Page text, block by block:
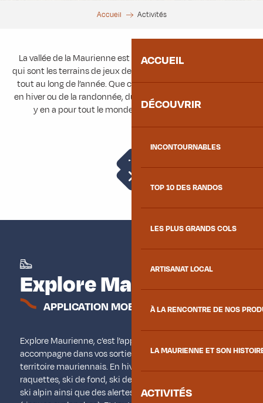
ACCUEIL
DÉCOUVRIR
INCONTOURNABLES
TOP 10 DES RANDOS
LES PLUS GRANDS COLS
ARTISANAT LOCAL
À LA RENCONTRE DE NOS
LA MAURIENNE ET SON
ACTIVITÉS
Accueil Activités
La vallée de la Maurienne est bordé par des massifs variés
qui sont les terrains de jeux de nombreuses activités outdoor
tout au long de l’année. Que ce soit du ski ou des raquettes
en hiver ou de la randonnée, du vélo ou de l’escalade en été, il
y en a pour tout le monde et pour tous les niveaux.
Explore Maurienne
APPLICATION MOBILE OUTDOOR
Explore Maurienne, c’est l’application qui vous
accompagne dans vos sorties d’exploration sur le
territoire mauriennais. En hiver retrouvez les itinéraires
raquettes, ski de fond, ski de randonnée, les stations de
ski alpin ainsi que des alertes liées aux conditions météo